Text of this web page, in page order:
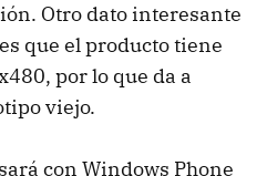
Otro dato interesante
que el producto tiene
por lo que da a
viejo.
con Windows Phone